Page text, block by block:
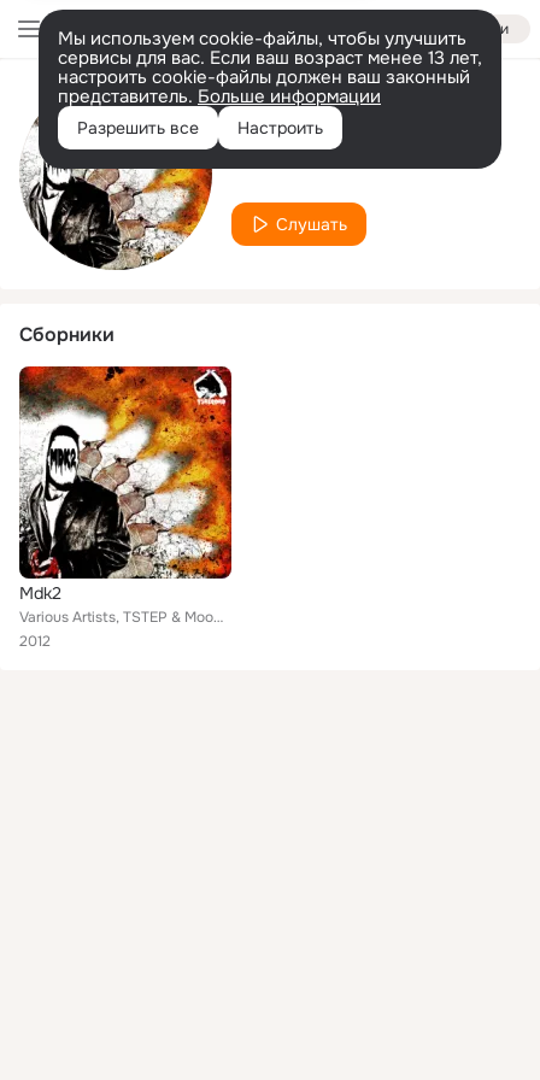
Войти
Мы используем cookie-файлы, чтобы улучшить
сервисы для вас. Если ваш возраст менее 13 лет,
настроить cookie-файлы должен ваш законный
представитель. Больше информации
Разрешить все Настроить
Исполнитель
Antonio Masarelle
Слушать
Сборники
Mdk2
Various Artists, TSTEP & Moombahton Boys, TSTEP & Antonio Masarelle, TSTEP & DubStep Heavy
2012